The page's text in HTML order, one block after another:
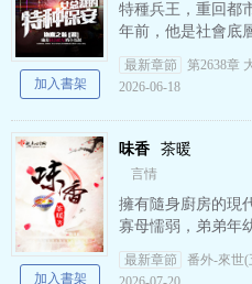
特種兵王，重回都
年前，他是社會底
歷過戰與火考驗的
隊開除，重回都市
最新章節
第2638章
2026-06-18
加入書架
味香 茶暖
言情
擁有隨身廚房的現
寡母懦弱，弟弟年
怕，不怕，穿越隨
忙啊忙，忙啊忙
最新章節
番外-來世(
加入書架